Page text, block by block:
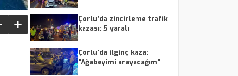
Çorlu’da zincirleme trafik
kazası: 5 yaralı
Çorlu’da ilginç kaza:
“Ağabeyimi arayacağım”